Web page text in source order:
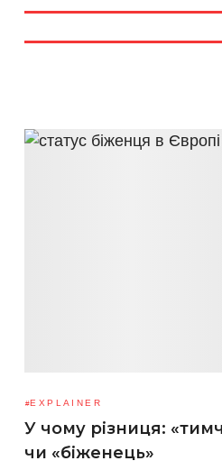
EXPLAINER
У чому різниця:
чи «біженець»